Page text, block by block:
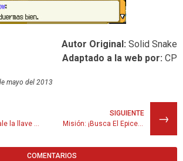
Autor Original: Solid Snake
Adaptado a la web por: CP
mayo del 2013
Misión: Quítale la llave al Sharpedo
→
SIGUIENTE
Misión: ¡Busca El Epicentro!
COMENTARIOS